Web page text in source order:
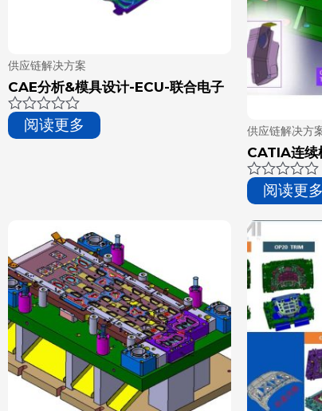
供应链解决方案
CAE分析&模具设计-ECU-联合电子
评
分
阅读更多 供应链解决方
CATIA连续
评
分
&sol;
5
阅读更多